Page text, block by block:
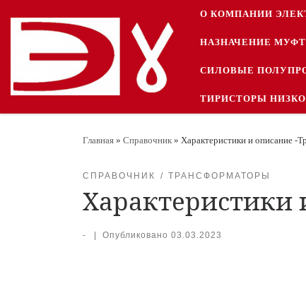
Перейти к содержимому О КОМПАНИИ
НАЗНАЧЕНИЕ
СИЛОВЫЕ
ТИРИСТОРЫ
Главная » Справочник » Характеристики и описание -
СПРАВОЧНИК ТРАНСФОРМАТОРЫ
Характеристики
- Опубликовано 03.03.2023